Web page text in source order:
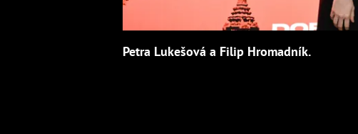
Petra Lukešová a Filip Hromadník.